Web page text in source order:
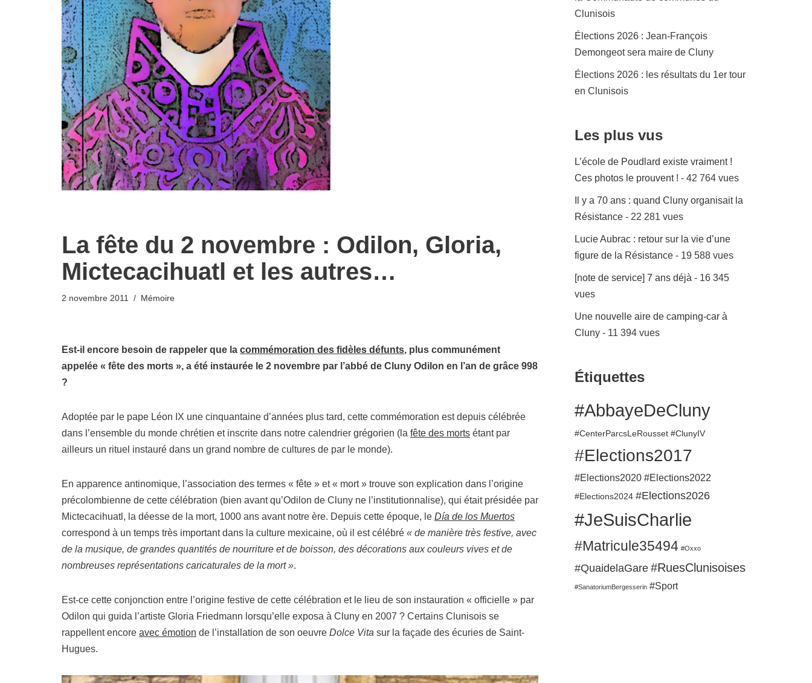
La fête du 2 novembre : Odilon, Gloria,
Mictecacihuatl et les autres…
2 novembre 2011 Mémoire
Est-il encore besoin de rappeler que la commémoration des fidèles défunts, plus communément
appelée « fête des morts », a été instaurée le 2 novembre par l’abbé de Cluny Odilon en l’an de grâce 998
?
Adoptée par le pape Léon IX une cinquantaine d’années plus tard, cette commémoration est depuis célébrée
dans l’ensemble du monde chrétien et inscrite dans notre calendrier grégorien (la fête des morts étant par
ailleurs un rituel instauré dans un grand nombre de cultures de par le monde).
En apparence antinomique, l’association des termes « fête » et « mort » trouve son explication dans l’origine
précolombienne de cette célébration (bien avant qu’Odilon de Cluny ne l’institutionnalise), qui était présidée par
Mictecacihuatl, la déesse de la mort, 1000 ans avant notre ère. Depuis cette époque, le Día de los Muertos
correspond à un temps très important dans la culture mexicaine, où il est célébré « de manière très festive, avec
de la musique, de grandes quantités de nourriture et de boisson, des décorations aux couleurs vives et de
nombreuses représentations caricaturales de la mort ».
Est-ce cette conjonction entre l’origine festive de cette célébration et le lieu de son instauration « officielle » par
Odilon qui guida l’artiste Gloria Friedmann lorsqu’elle exposa à Cluny en 2007 ? Certains Clunisois se
rappellent encore avec émotion de l’installation de son oeuvre Dolce Vita sur la façade des écuries de Saint-
Hugues.
Clunisois
Élections 2026 : Jean-François
Demongeot sera maire de Cluny
Élections 2026 : les résultats du 1er tour
en Clunisois
Les plus vus
L’école de Poudlard existe vraiment !
Ces photos le prouvent ! - 42 764 vues
Il y a 70 ans : quand Cluny organisait la
Résistance - 22 281 vues
Lucie Aubrac : retour sur la vie d’une
figure de la Résistance - 19 588 vues
[note de service] 7 ans déjà - 16 345
vues
Une nouvelle aire de camping-car à
Cluny - 11 394 vues
Étiquettes
#AbbayeDeCluny
#CenterParcsLeRousset #ClunyIV
#Elections2017
#Elections2020 #Elections2022
#Elections2024 #Elections2026
#JeSuisCharlie
#Matricule35494 #Oxxo
#QuaidelaGare#RuesClunisoises
#SanatoriumBergesserin #Sport